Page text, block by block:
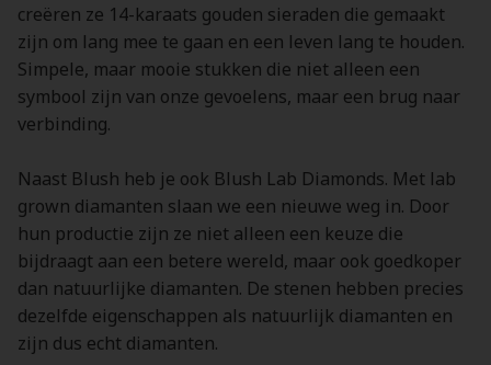
creëren ze 14-karaats gouden sieraden die gemaakt
zijn om lang mee te gaan en een leven lang te houden.
Simpele, maar mooie stukken die niet alleen een
symbool zijn van onze gevoelens, maar een brug naar
verbinding.
Naast Blush heb je ook Blush Lab Diamonds. Met lab
grown diamanten slaan we een nieuwe weg in. Door
hun productie zijn ze niet alleen een keuze die
bijdraagt aan een betere wereld, maar ook goedkoper
dan natuurlijke diamanten. De stenen hebben precies
dezelfde eigenschappen als natuurlijk diamanten en
zijn dus echt diamanten.